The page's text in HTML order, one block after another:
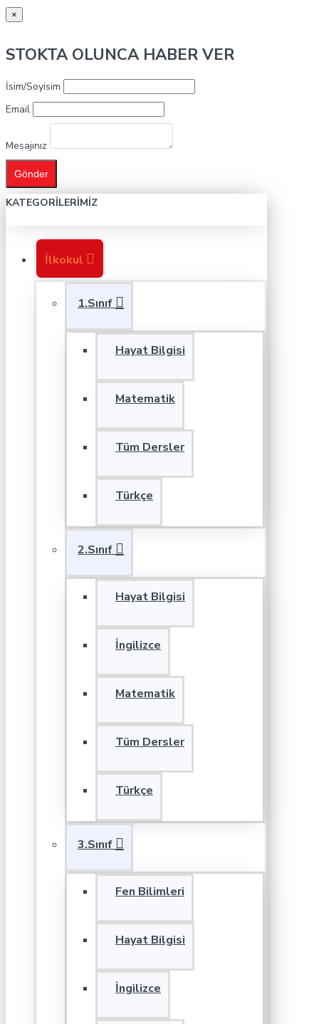
×
STOKTA OLUNCA HABER VER
İsim/Soyisim
Email
Mesajınız
Gönder
KATEGORILERIMIZ
İlkokul
1.Sınıf
Hayat Bilgisi
Matematik
Tüm Dersler
Türkçe
2.Sınıf
Hayat Bilgisi
İngilizce
Matematik
Tüm Dersler
Türkçe
3.Sınıf
Fen Bilimleri
Hayat Bilgisi
İngilizce